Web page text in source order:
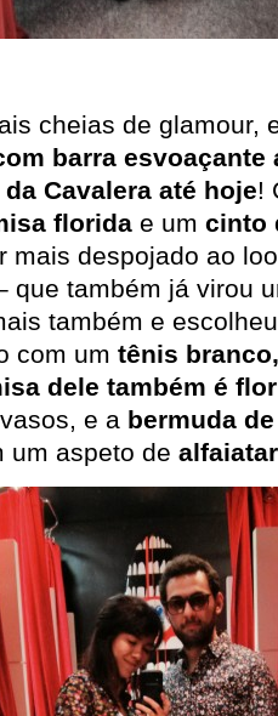
cheias de glamour,
barra esvoaçante
Cavalera até hoje!
floridae um cinto
mais despojado ao
que também já virou
também e
com um tênis
dele também é
e a bermuda
um aspeto de